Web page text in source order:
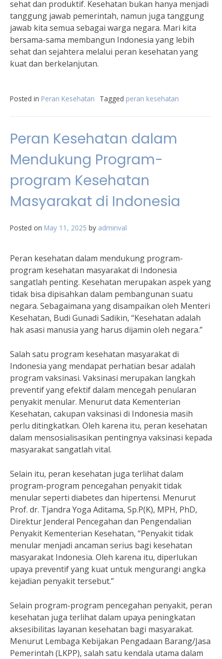
sehat dan produktif. Kesehatan bukan hanya menjadi
tanggung jawab pemerintah, namun juga tanggung
jawab kita semua sebagai warga negara. Mari kita
bersama-sama membangun Indonesia yang lebih
sehat dan sejahtera melalui peran kesehatan yang
kuat dan berkelanjutan.
Posted in Peran Kesehatan Tagged peran kesehatan
Peran Kesehatan dalam
Mendukung Program-
program Kesehatan
Masyarakat di Indonesia
Posted on May 11, 2025 by adminval
Peran kesehatan dalam mendukung program-
program kesehatan masyarakat di Indonesia
sangatlah penting. Kesehatan merupakan aspek yang
tidak bisa dipisahkan dalam pembangunan suatu
negara. Sebagaimana yang disampaikan oleh Menteri
Kesehatan, Budi Gunadi Sadikin, “Kesehatan adalah
hak asasi manusia yang harus dijamin oleh negara.”
Salah satu program kesehatan masyarakat di
Indonesia yang mendapat perhatian besar adalah
program vaksinasi. Vaksinasi merupakan langkah
preventif yang efektif dalam mencegah penularan
penyakit menular. Menurut data Kementerian
Kesehatan, cakupan vaksinasi di Indonesia masih
perlu ditingkatkan. Oleh karena itu, peran kesehatan
dalam mensosialisasikan pentingnya vaksinasi kepada
masyarakat sangatlah vital.
Selain itu, peran kesehatan juga terlihat dalam
program-program pencegahan penyakit tidak
menular seperti diabetes dan hipertensi. Menurut
Prof. dr. Tjandra Yoga Aditama, Sp.P(K), MPH, PhD,
Direktur Jenderal Pencegahan dan Pengendalian
Penyakit Kementerian Kesehatan, “Penyakit tidak
menular menjadi ancaman serius bagi kesehatan
masyarakat Indonesia. Oleh karena itu, diperlukan
upaya preventif yang kuat untuk mengurangi angka
kejadian penyakit tersebut.”
Selain program-program pencegahan penyakit, peran
kesehatan juga terlihat dalam upaya peningkatan
aksesibilitas layanan kesehatan bagi masyarakat.
Menurut Lembaga Kebijakan Pengadaan Barang/Jasa
Pemerintah (LKPP), salah satu kendala utama dalam